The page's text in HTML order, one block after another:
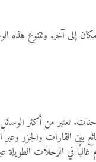
إلى آخر. وتتنوع هذه
تعتبر من أكثر
القارات والجزر وعبر
في الرحلات الطويلة